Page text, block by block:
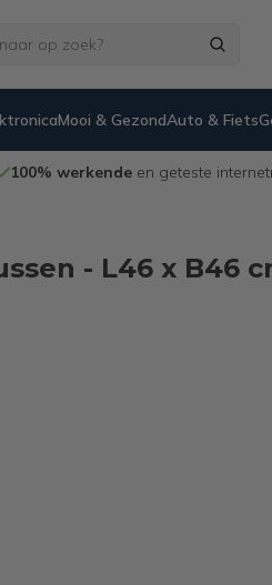
Mooi & GezondAuto & Fiets
100% werkendeen geteste
- L46 x B46